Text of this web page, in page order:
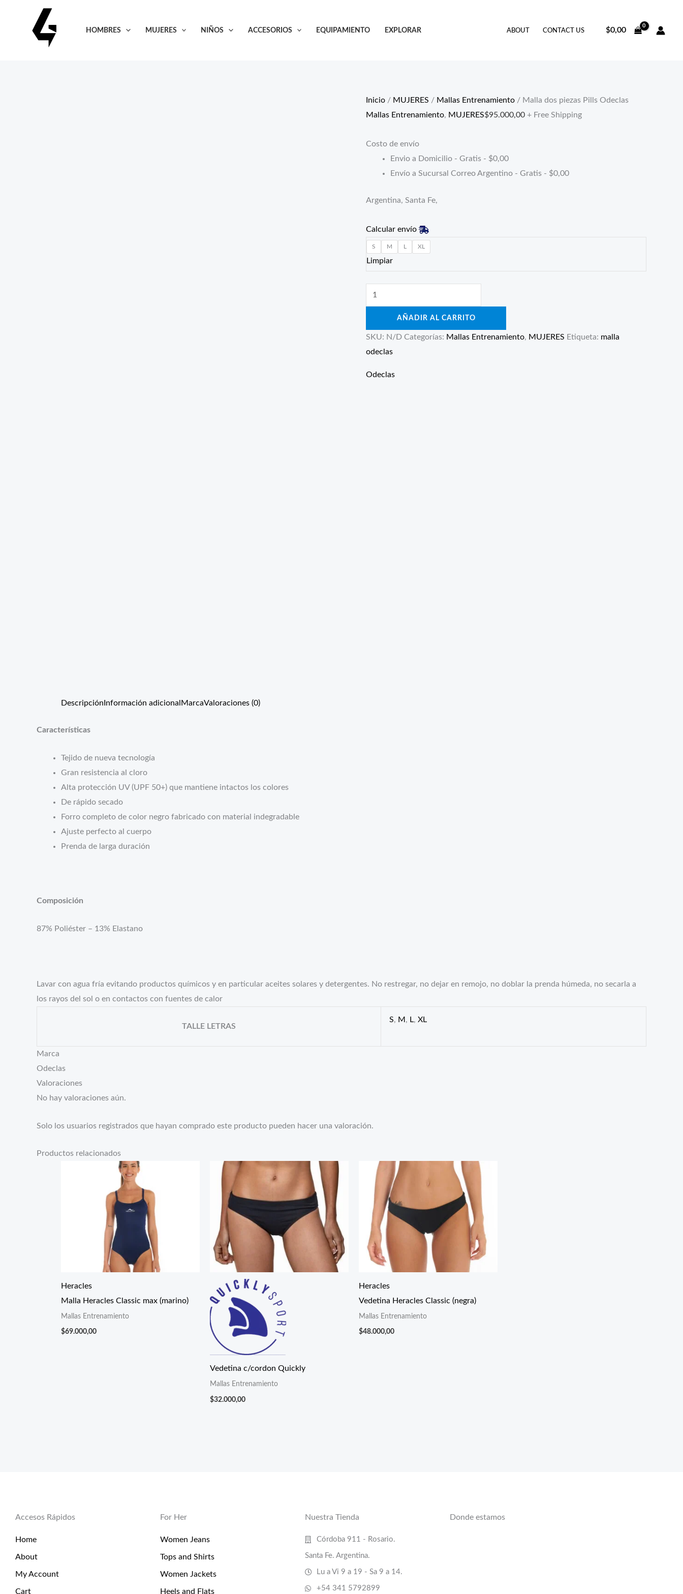
contenido
HOMBRES MUJERES NIÑOS ACCESORIOS EQUIPAMIENTO EXPLORAR ABOUT CONTACT US $0,00
Inicio / MUJERES / Mallas Entrenamiento / Malla dos piezas Pills Odeclas
Mallas Entrenamiento, MUJERES$95.000,00 + Free Shipping
Costo de envío
Envio a Domicilio - Gratis - $0,00
Envío a Sucursal Correo Argentino - Gratis - $0,00
Argentina, Santa Fe,
Calcular envío
S M XL
Limpiar
AÑADIR AL CARRITO
SKU: N/D Categorías: Mallas Entrenamiento, MUJERES Etiqueta: malla
odeclas
Odeclas
Descripción Información adicional MarcaValoraciones (0)
Características
Tejido de nueva tecnología
Gran resistencia al cloro
Alta protección UV (UPF 50+) que mantiene intactos los colores
De rápido secado
Forro completo de color negro fabricado con material indegradable
Ajuste perfecto al cuerpo
Prenda de larga duración
Composición
87% Poliéster – 13% Elastano
Lavar con agua fría evitando productos químicos y en particular aceites solares y detergentes. No restregar, no dejar en remojo, no doblar la prenda húmeda, no secarla a
los rayos del sol o en contactos con fuentes de calor
TALLE LETRAS
S, M , L, XL
Marca
Odeclas
Valoraciones
No hay valoraciones aún.
Solo los usuarios registrados que hayan comprado este producto pueden hacer una valoración.
Productos relacionados
Heracles
Malla Heracles Classic max (marino)
Mallas Entrenamiento
$69.000,00
Vedetina c/cordon Quickly
Mallas Entrenamiento
$32.000,00
Heracles
Vedetina Heracles Classic (negra)
Mallas Entrenamiento
$48.000,00
Accesos Rápidos
Home
About
My Account
Cart
For Her
Women Jeans
Tops and Shirts
Women Jackets
Heels and Flats
Nuestra Tienda
Córdoba 911 - Rosario.
Santa Fe. Argentina.
Lu a Vi 9 a 19 - Sa 9 a 14.
+54 341 5792899
Donde estamos